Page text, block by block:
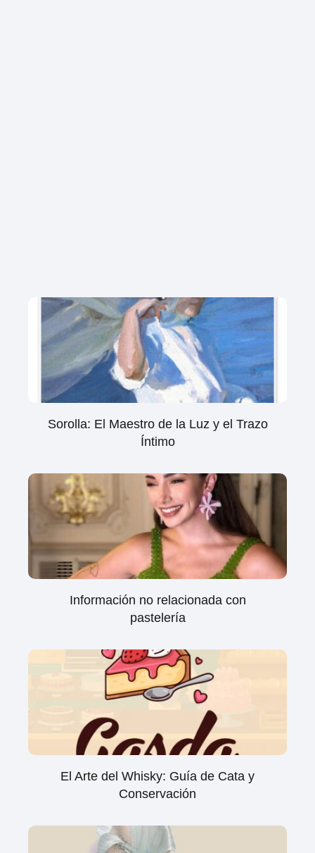
Sorolla: El Maestro de la Luz y el Trazo
Íntimo
Información no relacionada con
pastelería
El Arte del Whisky: Guía de Cata y
Conservación